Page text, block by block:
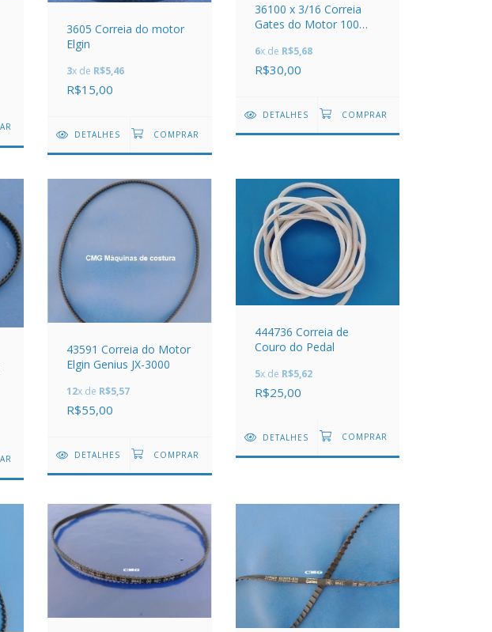
3605 Correia do motor
Elgin
3x de R$5,46
R$15,00
DETALHES
36100 x 3/16 Correia
Gates do Motor 100
6x de R$5,68
R$30,00
DETALHES
43591 Correia do Motor
Elgin Genius JX-3000
12x de R$5,57
R$55,00
DETALHES
444736 Correia de
Couro do Pedal
5x de R$5,62
R$25,00
DETALHES